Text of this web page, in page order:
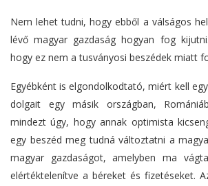
Nem lehet tudni, hogy ebből a válságos
lévő magyar gazdaság hogyan fog
hogy ez nem a tusványosi beszédek miatt
Egyébként is elgondolkodtató, miért kell
dolgait egy másik országban,
mindezt úgy, hogy annak optimista
egy beszéd meg tudná változtatni a
magyar gazdaságot, amelyben ma
elértéktelenítve a béreket és fizetéseket.